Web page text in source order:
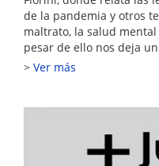
de la pandemia y otros
maltrato, la salud
pesar de ello nos deja
Ver más